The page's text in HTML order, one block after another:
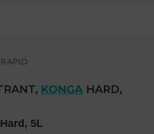
KONGA HARD,
Hard, 5L